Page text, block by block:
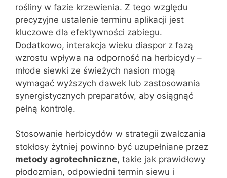
rośliny w fazie krzewienia. Z tego względu
precyzyjne ustalenie terminu aplikacji jest
kluczowe dla efektywności zabiegu.
Dodatkowo, interakcja wieku diaspor z fazą
wzrostu wpływa na odporność na herbicydy –
młode siewki ze świeżych nasion mogą
wymagać wyższych dawek lub zastosowania
synergistycznych preparatów, aby osiągnąć
pełną kontrolę.
Stosowanie herbicydów w strategii zwalczania
stokłosy żytniej powinno być uzupełniane przez
metody agrotechniczne, takie jak prawidłowy
płodozmian, odpowiedni termin siewu i